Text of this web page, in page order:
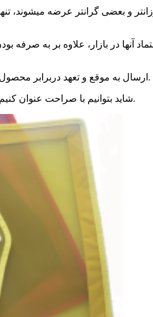
و بعضی گرانتر عرضه میشوند،
آنها در بازار، علاوه بر به صرفه
ارسال به موقع و تعهد دربرابر محصول مورد معامله و پیگیری آن از دیگر مزایای خرید از تولیدی های معتبر خواهد بود.
شاید بتوانیم با صراحت عنوان کنیم که این نوع از خرید معایبی را برای مخاطبان با سفارشات عمده نخواهد داشت.